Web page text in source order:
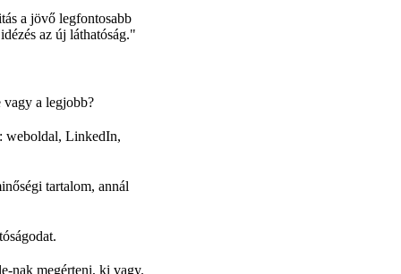
a jövő legfontosabb
az új láthatóság."
a legjobb?
weboldal, LinkedIn,
tartalom, annál
nak megérteni, ki vagy.